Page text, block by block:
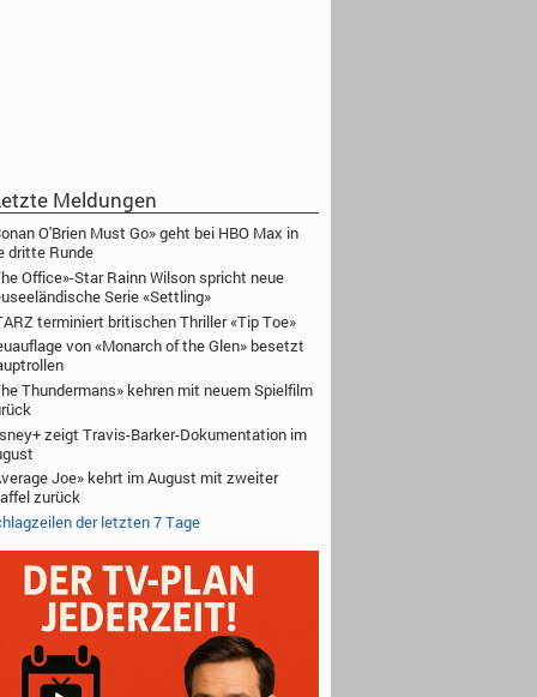
Meldungen
O'Brien Must Go» geht bei HBO Max in
dritte Runde
Office»-Star Rainn Wilson spricht neue
Serie «Settling»
terminiert britischen Thriller «Tip Toe»
von «Monarch of the Glen» besetzt
Thundermans» kehren mit neuem Spielfilm
zeigt Travis-Barker-Dokumentation im
Joe» kehrt im August mit zweiter
zurück
der letzten 7 Tage